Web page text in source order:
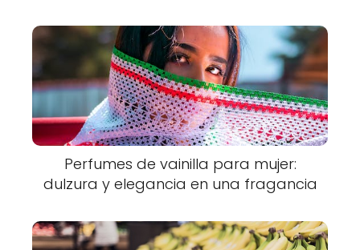
Perfumes de vainilla para mujer:
dulzura y elegancia en una fragancia